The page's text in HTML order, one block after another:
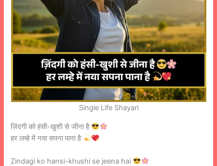
Single Life Shayari
ज़िंदगी को हंसी-खुशी से जीना है
हर लम्हे में नया सपना पाना है
Zindagi ko hansi-khushi se jeena hai